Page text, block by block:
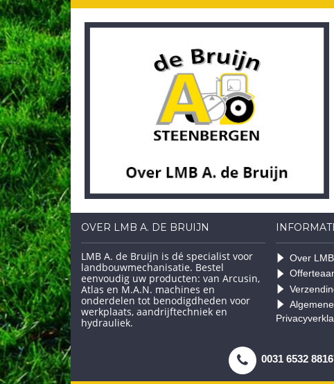
OVER LMB A. DE BRUIJN
LMB A. de Bruijn is dé specialist voor
landbouwmechanisatie. Bestel
eenvoudig uw producten: van Arcusin,
Atlas en M.A.N. machines en
onderdelen tot benodigdheden voor
werkplaats, aandrijftechniek en
hydrauliek.
Over
0031 6532